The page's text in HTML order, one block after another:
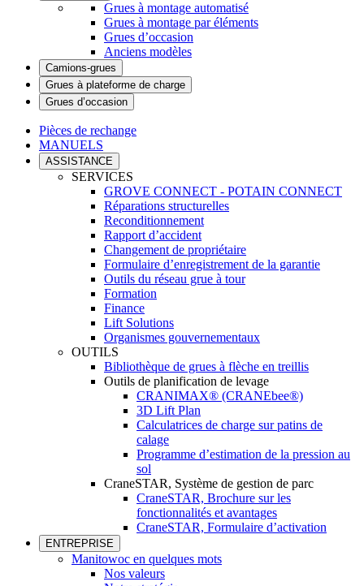
Grues à montage automatisé
Grues à montage par éléments
Grues d’occasion
Anciens modèles
Camions-grues
Grues à plateforme de charge
Grues d’occasion
Pièces de rechange
MANUELS
ASSISTANCE
SERVICES
GROVE CONNECT - POTAIN CONNECT
Réparations structurelles
Reconditionnement
Rapport d’accident
Changement de propriétaire
Formulaire d’enregistrement de la garantie
Outils du réseau grue à tour
Formation
Finance
Lift Solutions
Organismes gouvernementaux
OUTILS
Bibliothèque de grues à flèche en treillis
Outils de planification de levage
CRANIMAX® (CRANEbee®)
3D Lift Plan
Calculatrices de charge sur patins de
calage
Programme d’estimation de la pression au
sol
CraneSTAR, Système de gestion de parc
CraneSTAR, Brochure sur les
fonctionnalités et avantages
CraneSTAR, Formulaire d’activation
ENTREPRISE
Manitowoc en quelques mots
Nos valeurs